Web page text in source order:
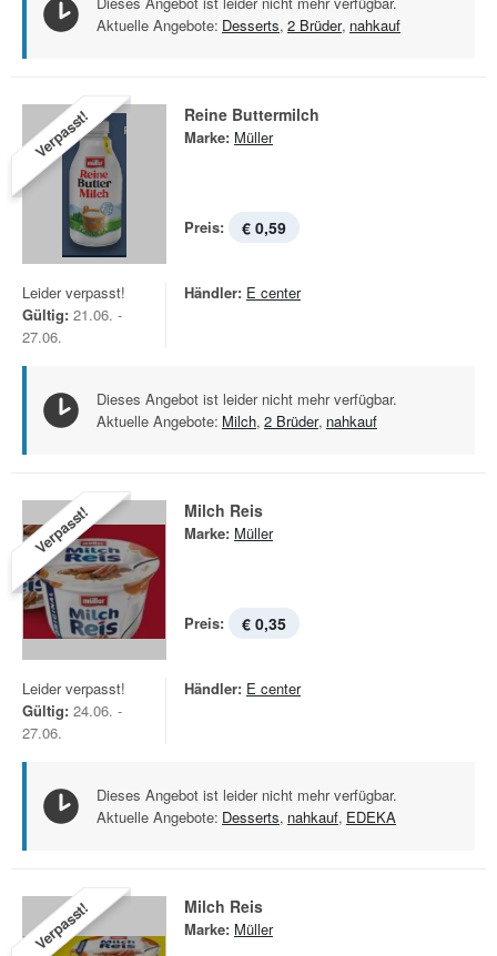
Aktuelle Angebote: Desserts, 2 Brüder, nahkauf
Verpasst! Reine Buttermilch
Marke: Müller
Preis: € 0,59
Leider verpasst!
Gültig: 21.06. -
27.06.
Händler: E center
Dieses Angebot ist leider nicht mehr verfügbar.
Aktuelle Angebote: Milch, 2 Brüder, nahkauf
Verpasst! Milch Reis
Marke: Müller
Preis: € 0,35
Leider verpasst!
Gültig: 24.06. -
27.06.
Händler: E center
Dieses Angebot ist leider nicht mehr verfügbar.
Aktuelle Angebote: Desserts, nahkauf, EDEKA
Verpasst! Milch Reis
Marke: Müller